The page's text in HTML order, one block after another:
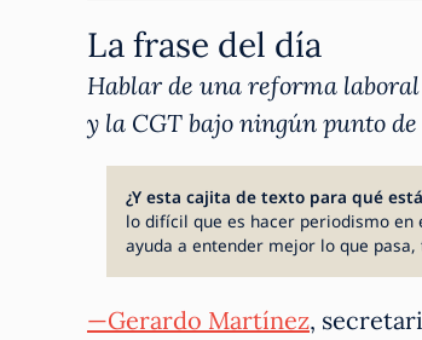
La frase del día
Hablar de una reforma
y la CGT bajo ningún punto
¿Y esta cajita de texto para qué
lo difícil que es hacer periodismo
ayuda a entender mejor lo que
—Gerardo Martínez,